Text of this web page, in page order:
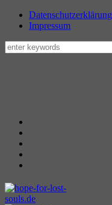
Datenschutzerklärung
Impressum